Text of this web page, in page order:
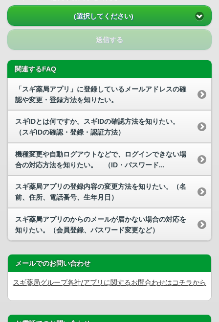
(選択してください)
送信する
関連するFAQ
「スギ薬局アプリ」に登録しているメールアドレスの確
認や変更・登録方法を知りたい。
スギIDとは何ですか。スギIDの確認方法を知りたい。
（スギIDの確認・登録・認証方法）
機種変更や自動ログアウトなどで、ログインできない場
合の対応方法を知りたい。 （ID・パスワード...
スギ薬局アプリの登録内容の変更方法を知りたい。（名
前、住所、電話番号、生年月日）
スギ薬局アプリのからのメールが届かない場合の対応を
知りたい。（会員登録、パスワード変更など）
メールでのお問い合わせ
スギ薬局グループ各社/アプリに関するお問合わせはコチラから